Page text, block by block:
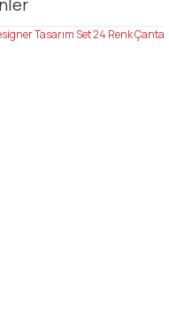
yapın!